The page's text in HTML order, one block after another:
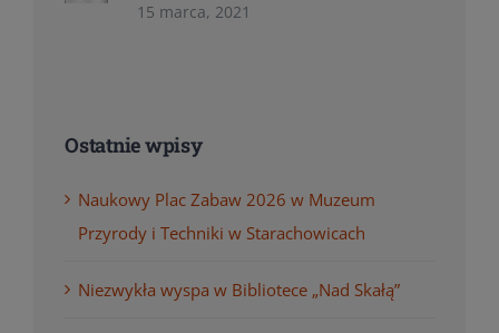
15 marca, 2021
Ostatnie wpisy
Naukowy Plac Zabaw 2026 w Muzeum
Przyrody i Techniki w Starachowicach
Niezwykła wyspa w Bibliotece „Nad Skałą”